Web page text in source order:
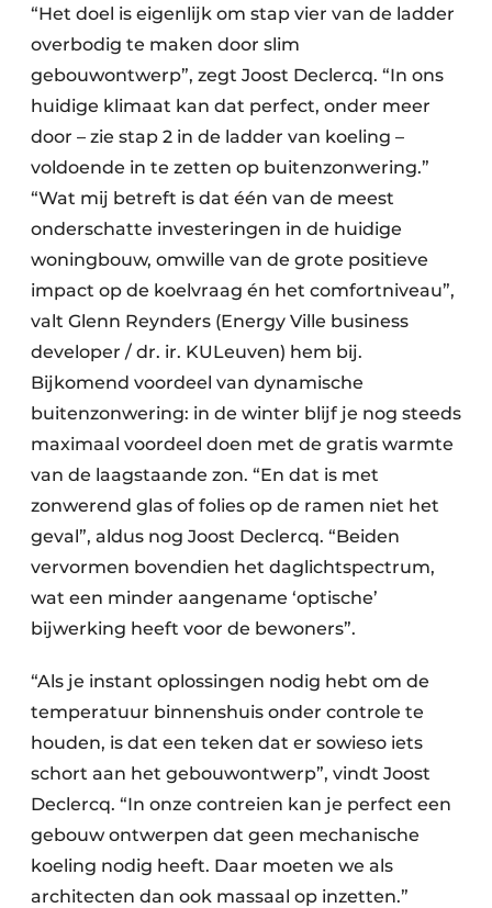
“Het doel is eigenlijk om stap vier van de ladder
overbodig te maken door slim
gebouwontwerp”, zegt Joost Declercq. “In ons
huidige klimaat kan dat perfect, onder meer
door – zie stap 2 in de ladder van koeling –
voldoende in te zetten op buitenzonwering.”
“Wat mij betreft is dat één van de meest
onderschatte investeringen in de huidige
woningbouw, omwille van de grote positieve
impact op de koelvraag én het comfortniveau”,
valt Glenn Reynders (Energy Ville business
developer / dr. ir. KULeuven) hem bij.
Bijkomend voordeel van dynamische
buitenzonwering: in de winter blijf je nog steeds
maximaal voordeel doen met de gratis warmte
van de laagstaande zon. “En dat is met
zonwerend glas of folies op de ramen niet het
geval”, aldus nog Joost Declercq. “Beiden
vervormen bovendien het daglichtspectrum,
wat een minder aangename ‘optische’
bijwerking heeft voor de bewoners”.
“Als je instant oplossingen nodig hebt om de
temperatuur binnenshuis onder controle te
houden, is dat een teken dat er sowieso iets
schort aan het gebouwontwerp”, vindt Joost
Declercq. “In onze contreien kan je perfect een
gebouw ontwerpen dat geen mechanische
koeling nodig heeft. Daar moeten we als
architecten dan ook massaal op inzetten.”